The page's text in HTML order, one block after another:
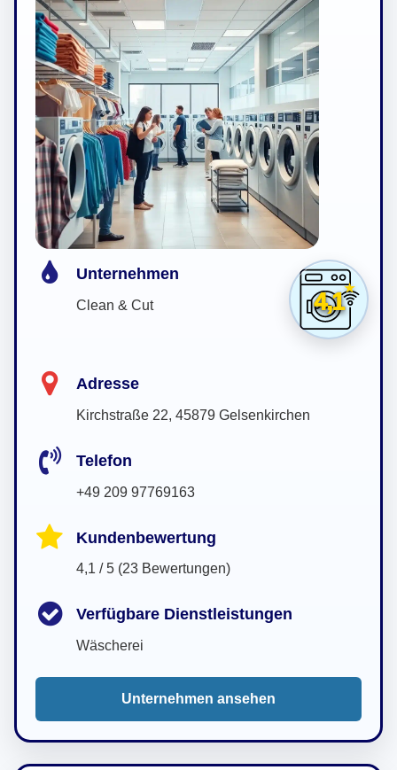
4,1
Unternehmen
Clean & Cut
Adresse
Kirchstraße 22, 45879 Gelsenkirchen
Telefon
+49 209 97769163
Kundenbewertung
4,1 / 5 (23 Bewertungen)
Verfügbare Dienstleistungen
Wäscherei
Unternehmen ansehen